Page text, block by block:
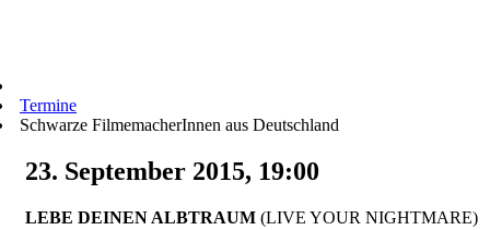
Termine
Schwarze FilmemacherInnen aus Deutschland
23. September 2015, 19:00
LEBE DEINEN ALBTRAUM (LIVE YOUR NIGHTMARE)